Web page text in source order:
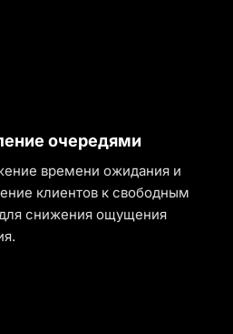
очередями
времени ожидания и
клиентов к свободным
снижения ощущения